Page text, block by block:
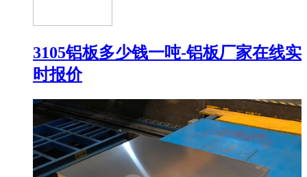
3105铝板多少钱一吨-铝板厂家在线实
时报价